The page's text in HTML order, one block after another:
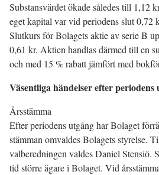
Substansvärdet ökade således till 1,12
eget kapital var vid periodens slut 0,72
Slutkurs för Bolagets aktie av serie B
0,61 kr. Aktien handlas därmed till en
och med 15 % rabatt jämfört med
Väsentliga händelser efter periodens
Årsstämma
Efter periodens utgång har Bolaget
stämman omvaldes Bolagets styrelse.
valberedningen valdes Daniel Stensiö.
tid större ägare i Bolaget. Vid